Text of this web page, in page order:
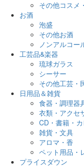
その他コスメ
お酒
泡盛
その他お酒
ノンアルコー
工芸品&楽器
琉球ガラス
シーサー
その他工芸・
日用品＆雑貨
食器・調理器
衣類・アクセ
CD・書籍・
雑貨・文具
アロマ・香
ペット用品・
プライスダウン